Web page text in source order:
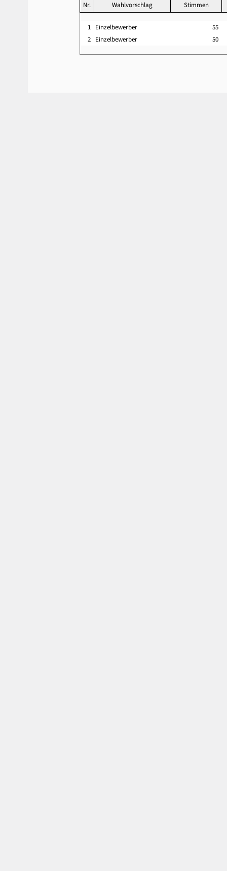
Nr.
Wahlvorschlag Stimmen
1 Einzelbewerber
55
2 Einzelbewerber 50